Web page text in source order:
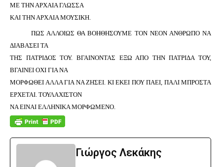
ΜΕ ΤΗΝ ΑΡΧΑΙΑ ΓΛΩΣΣΑ
ΚΑΙ ΤΗΝ ΑΡΧΑΙΑ ΜΟΥΣΙΚΗ.
ΠΩΣ ΑΛΛΟΙΩΣ ΘΑ ΒΟΗΘΗΣΟΥΜΕ ΤΟΝ ΝΕΟΝ ΑΝΘΡΩΠΟ ΝΑ
ΔΙΑΒΑΣΕΙ ΤΑ
ΤΗΣ ΠΑΤΡΙΔΟΣ ΤΟΥ. ΒΓΑΙΝΟΝΤΑΣ ΕΞΩ ΑΠΟ ΤΗΝ ΠΑΤΡΙΔΑ ΤΟΥ,
ΒΓΑΙΝΕΙ ΟΧΙ ΓΙΑ ΝΑ
ΜΟΡΦΩΘΕΙ ΑΛΛΑ ΓΙΑ ΝΑ ΖΗΣΕΙ. ΚΙ ΕΚΕΙ ΠΟΥ ΠΑΕΙ, ΠΑΛΙ ΜΠΡΟΣΤΑ
ΕΡΧΕΤΑΙ. ΤΟΥΛΑΧΙΣΤΟΝ
ΝΑ ΕΙΝΑΙ ΕΛΛΗΝΙΚΑ ΜΟΡΦΩΜΕΝΟ.
Γιώργος Λεκάκης